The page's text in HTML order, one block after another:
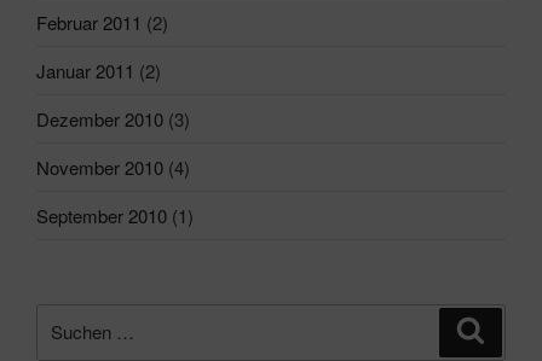
Februar 2011 (2)
Januar 2011 (2)
Dezember 2010 (3)
November 2010 (4)
September 2010 (1)
nach: